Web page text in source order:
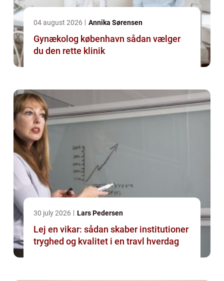
04 august 2026 Annika Sørensen
Gynækolog københavn sådan vælger
du den rette klinik
30 july 2026 Lars Pedersen
Lej en vikar: sådan skaber institutioner
tryghed og kvalitet i en travl hverdag